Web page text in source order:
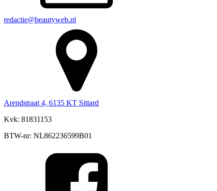
redactie@beautyweb.nl
Arendstraat 4, 6135 KT Sittard
Kvk: 81831153
BTW-nr: NL862236599B01